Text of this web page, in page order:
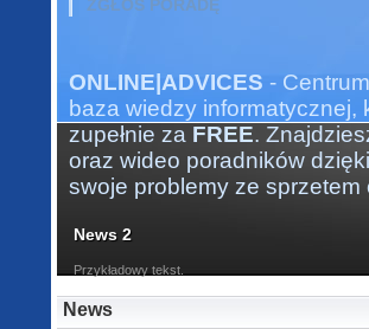
ZGŁOŚ PORADĘ
ONLINE|ADVICES -
baza wiedzy
zupełnie za FREE.
oraz wideo poradników
swoje problemy ze
News 2
Przykładowy tekst.
News